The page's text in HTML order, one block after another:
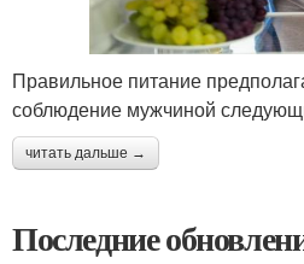
Правильное питание
соблюдение мужчиной
читать дальше →
Последние